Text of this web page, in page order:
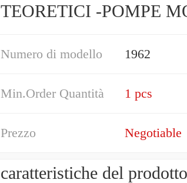
TEORETICI -POMPE
Numero di modello 1962
Min.Order Quantità 1 pcs
Prezzo Negotiable
caratteristiche del prodotto